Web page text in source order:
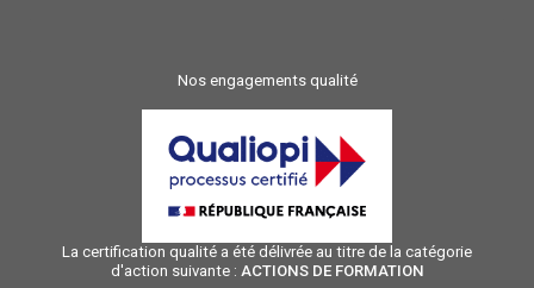
Nos engagements qualité
La certification qualité a été délivrée au titre de la catégorie
d'action suivante : ACTIONS DE FORMATION